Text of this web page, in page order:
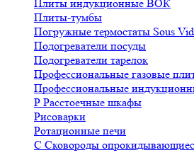
Плиты индукционные ВОК
Плиты-тумбы
Погружные термостаты Sous
Подогреватели посуды
Подогреватели тарелок
Профессиональные газовые
Профессиональные
Р Расстоечные шкафы
Рисоварки
Ротационные печи
С Сковороды